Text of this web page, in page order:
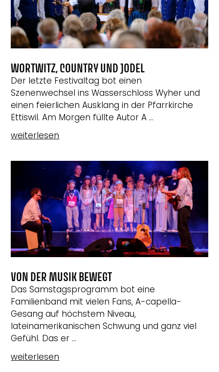
WORTWITZ, COUNTRY UND JODEL
Der letzte Festivaltag bot einen
Szenenwechsel ins Wasserschloss Wyher und
einen feierlichen Ausklang in der Pfarrkirche
Ettiswil. Am Morgen füllte Autor A ...
weiterlesen
VON DER MUSIK BEWEGT
Das Samstagsprogramm bot eine
Familienband mit vielen Fans, A-capella-
Gesang auf höchstem Niveau,
lateinamerikanischen Schwung und ganz viel
Gefühl. Das er ...
weiterlesen